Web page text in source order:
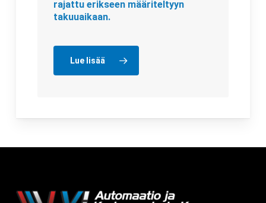
rajattu erikseen määriteltyyn
takuuaikaan.
Lue lisää